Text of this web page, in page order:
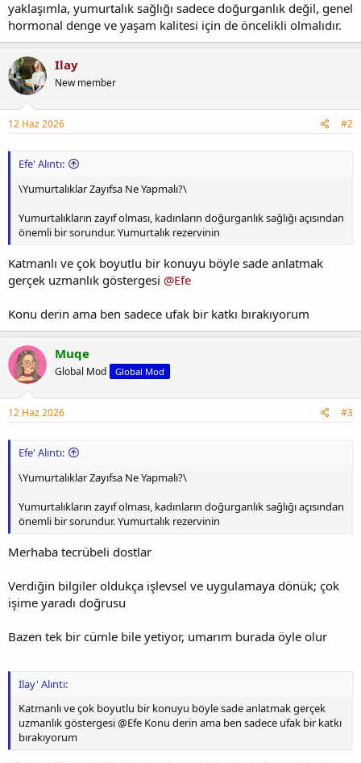
yaklaşımla, yumurtalık sağlığı sadece doğurganlık değil, genel
hormonal denge ve yaşam kalitesi için de öncelikli olmalıdır.
Ilay
New member
12 Haz 2026 #2
Efe' Alıntı:
\Yumurtalıklar Zayıfsa Ne Yapmalı?\
Yumurtalıkların zayıf olması, kadınların doğurganlık sağlığı açısından
önemli bir sorundur. Yumurtalık rezervinin
Katmanlı ve çok boyutlu bir konuyu böyle sade anlatmak
gerçek uzmanlık göstergesi @Efe
Konu derin ama ben sadece ufak bir katkı bırakıyorum
Muqe
Global Mod Global Mod
12 Haz 2026 #3
Efe' Alıntı:
\Yumurtalıklar Zayıfsa Ne Yapmalı?\
Yumurtalıkların zayıf olması, kadınların doğurganlık sağlığı açısından
önemli bir sorundur. Yumurtalık rezervinin
Merhaba tecrübeli dostlar
Verdiğin bilgiler oldukça işlevsel ve uygulamaya dönük; çok
işime yaradı doğrusu
Bazen tek bir cümle bile yetiyor, umarım burada öyle olur
Ilay' Alıntı:
Katmanlı ve çok boyutlu bir konuyu böyle sade anlatmak gerçek
uzmanlık göstergesi @Efe Konu derin ama ben sadece ufak bir katkı
bırakıyorum